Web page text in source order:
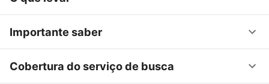
Importante saber
Cobertura do serviço de busca